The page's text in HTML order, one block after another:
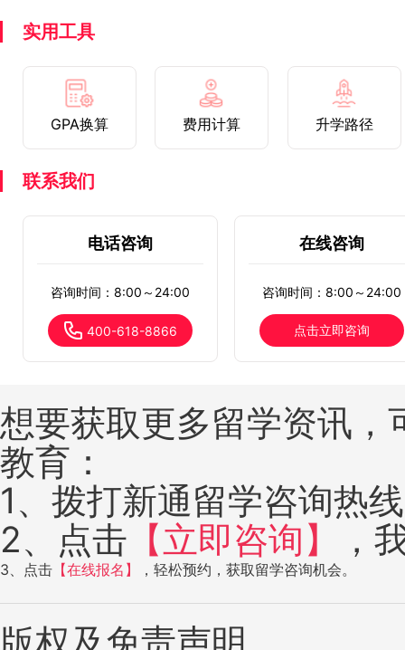
实用工具
GPA换算 费用计算 升学路径
联系我们
电话咨询
咨询时间：8:00～24:00
400-618-8866
在线咨询
咨询时间：8:00～24:00
点击立即咨询
想要获取更多留学资讯
教育：
1、拨打新通留学咨询热
2、点击 【立即咨询】 ，
3、点击 【在线报名】 ，轻松预约，获取留学咨询机会。
版权及免责声明